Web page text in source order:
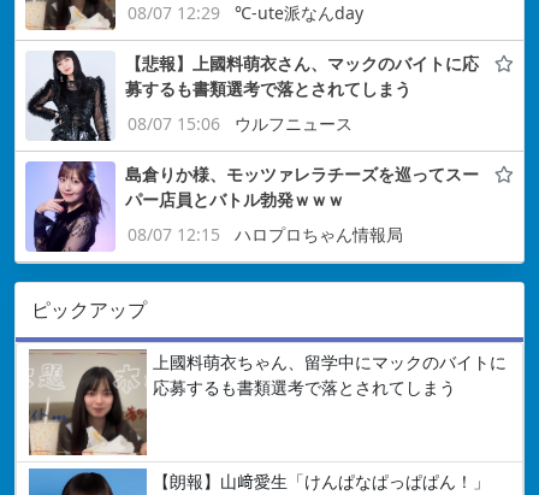
08/07 12:29
℃-ute派なんday
【悲報】上國料萌衣さん、マックのバイトに応
募するも書類選考で落とされてしまう
08/07 15:06
ウルフニュース
島倉りか様、モッツァレラチーズを巡ってスー
パー店員とバトル勃発ｗｗｗ
08/07 12:15
ハロプロちゃん情報局
ピックアップ
上國料萌衣ちゃん、留学中にマックのバイトに
応募するも書類選考で落とされてしまう
【朗報】山﨑愛生「けんぱなぱっぱぱん！」